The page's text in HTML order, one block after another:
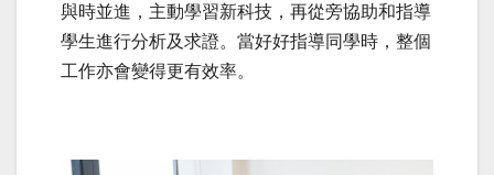
與時並進，主動學習新科技，再從旁協助和指導
學生進行分析及求證。當好好指導同學時，整個
工作亦會變得更有效率。